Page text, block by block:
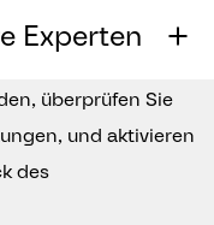
Experten
überprüfen Sie
und aktivieren
des